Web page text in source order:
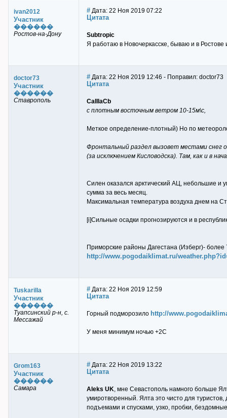
ivan2012
Участник
������
Ростов-на-Дону
# Дата: 22 Ноя 2019 07:22
Цитата
Subtropic
Я работаю в Новочеркасске, бываю и в Ростове
doctor73
Участник
������
Ставрополь
# Дата: 22 Ноя 2019 12:46 - Поправил: doctor73
Цитата
CaIIIaCb
с плотным восточным ветром 10-15м\с,
Меткое определение-плотный) Но по
Фронтальный раздел вызовет местами снег
(за исключением Кисловодска). Там, как и в
Силен оказался арктический АЦ, небольшие и
сумма за весь месяц.
Максимальная температура воздуха днем на
[i]Сильные осадки прогнозируются и в
Приморские районы Дагестана (Изберг)-
http://www.pogodaiklimat.ru/
Tuskarilla
Участник
������
Туапсинский р-н, с.
Мессажай
# Дата: 22 Ноя 2019 12:59
Цитата
Горный подморозило http://
У меня минимум ночью +2С
Grom163
Участник
������
Самара
# Дата: 22 Ноя 2019 13:22
Цитата
Aleks UK, мне Севастополь намного больше
умиротворенный. Ялта это чисто для
подъемами и спусками, узко, пробки,